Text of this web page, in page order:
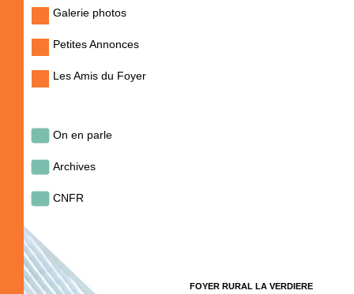
Galerie photos
Petites Annonces
Les Amis du Foyer
On en parle
Archives
CNFR
FOYER RURAL LA VERDIERE